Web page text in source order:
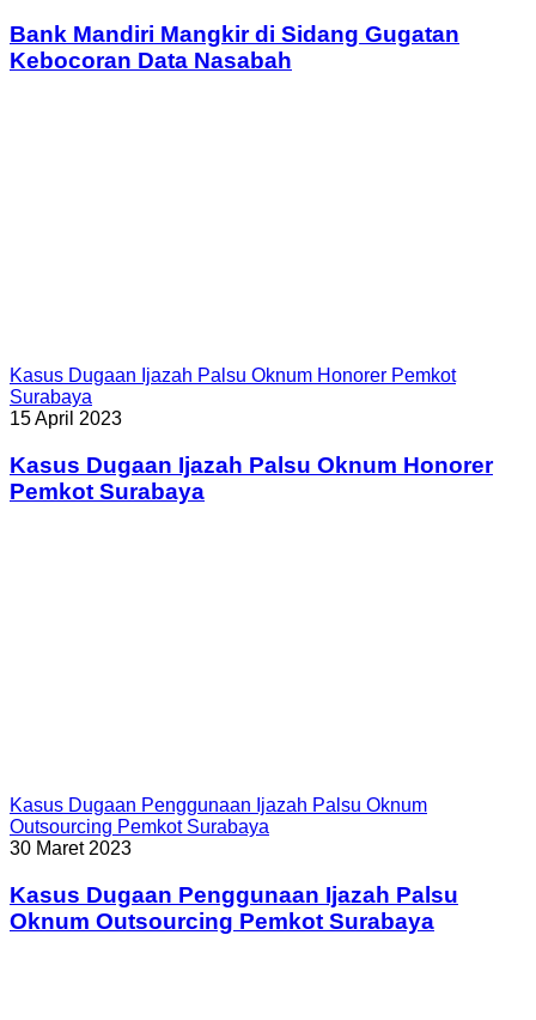
Bank Mandiri Mangkir di Sidang Gugatan
Kebocoran Data Nasabah
Kasus Dugaan Ijazah Palsu Oknum Honorer Pemkot
Surabaya
15 April 2023
Kasus Dugaan Ijazah Palsu Oknum Honorer
Pemkot Surabaya
Kasus Dugaan Penggunaan Ijazah Palsu Oknum
Outsourcing Pemkot Surabaya
30 Maret 2023
Kasus Dugaan Penggunaan Ijazah Palsu
Oknum Outsourcing Pemkot Surabaya